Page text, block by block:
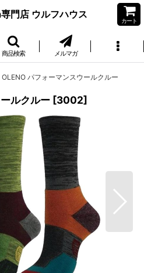
門店 ウルフハウス
カート
商品検索 メルマガ
OLENO パフォーマンスウールクルー
ルクルー [3002]